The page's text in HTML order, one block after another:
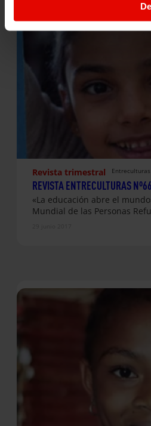
Revista trimestral Entreculturas
REVISTA ENTRECULTURAS Nº66
«La educación abre el
Mundial de las Personas